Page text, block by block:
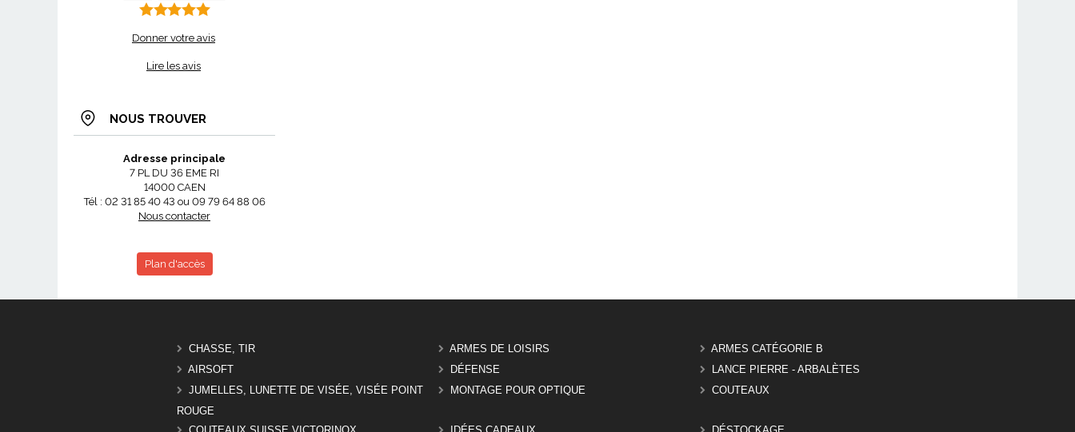
Donner votre avis
Lire les avis
NOUS TROUVER
Adresse principale
7 PL DU 36 EME RI
14000 CAEN
Tél : 02 31 85 40 43 ou 09 79 64 88 06
Nous contacter
Plan d'accès
CHASSE, TIR ARMES DE LOISIRS
ARMES CATÉGORIE B
AIRSOFT
DÉFENSE
LANCE PIERRE - ARBALÈTES
JUMELLES, LUNETTE DE VISÉE, VISÉE POINT
ROUGE
MONTAGE POUR OPTIQUE COUTEAUX